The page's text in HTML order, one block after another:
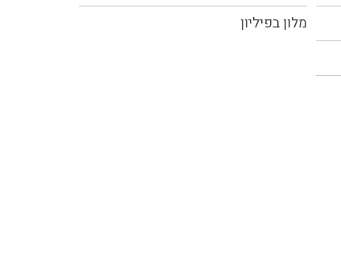
מלון בפיליון